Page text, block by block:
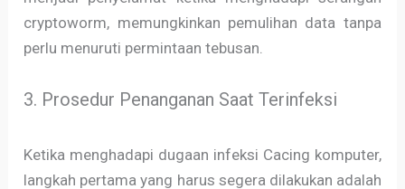
cryptoworm, memungkinkan pemulihan data tanpa
perlu menuruti permintaan tebusan.
3. Prosedur Penanganan Saat Terinfeksi
Ketika menghadapi dugaan infeksi Cacing komputer,
langkah pertama yang harus segera dilakukan adalah